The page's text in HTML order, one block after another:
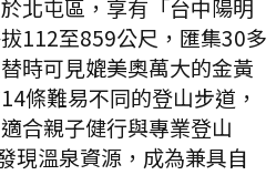
北屯區，享有「台中陽明
112至859公尺，匯集30多
時可見媲美奧萬大的金黃
條難易不同的登山步道，
合親子健行與專業登山
現溫泉資源，成為兼具自